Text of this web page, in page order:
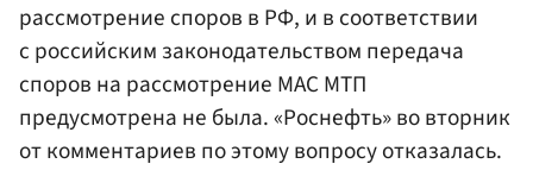
рассмотрение споров в РФ, и в соответствии
с российским законодательством передача
споров на рассмотрение МАС МТП
предусмотрена не была. «Роснефть» во вторник
от комментариев по этому вопросу отказалась.